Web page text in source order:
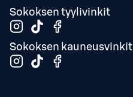
Sokoksen tyylivinkit
Sokoksen kauneusvinkit